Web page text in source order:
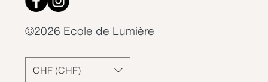
©2026 Ecole de Lumière
CHF (CHF)